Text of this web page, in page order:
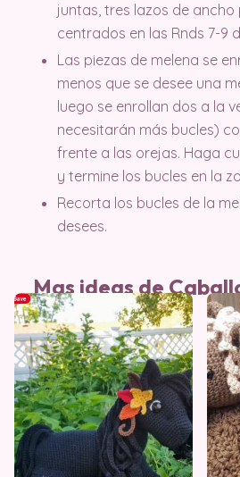
juntas, tres lazos de
centrados en las Rnds 7-9
Las piezas de melena se
menos que se desee una
luego se enrollan dos a la
necesitarán más bucles)
frente a las orejas. Haga
y termine los bucles en la
Recorta los bucles de la
desees.
Mas ideas de